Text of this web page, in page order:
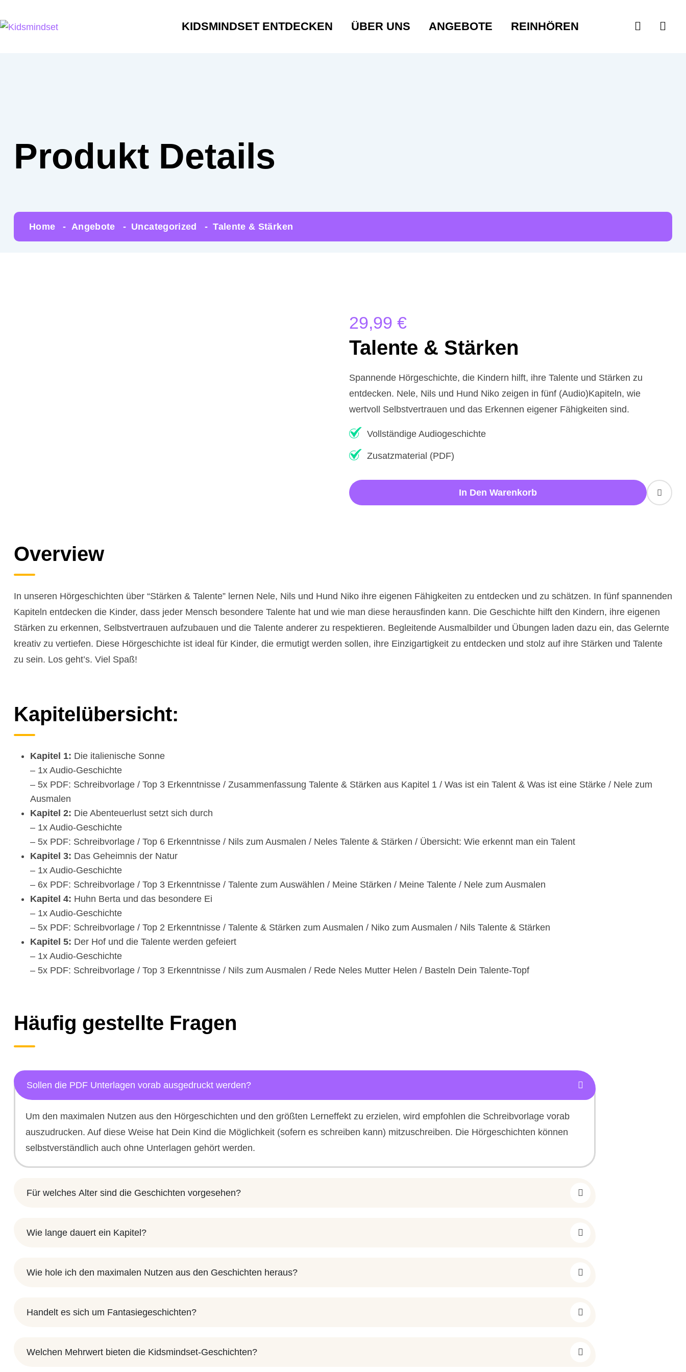
KIDSMINDSET ENTDECKEN ÜBER UNS ANGEBOTE REINHÖREN
Produkt Details
Home Angebote Uncategorized Talente & Stärken
29,99 €
Talente & Stärken
Spannende Hörgeschichte, die Kindern hilft, ihre Talente und Stärken zu
entdecken. Nele, Nils und Hund Niko zeigen in fünf (Audio)Kapiteln, wie
wertvoll Selbstvertrauen und das Erkennen eigener Fähigkeiten sind.
Vollständige Audiogeschichte
Zusatzmaterial (PDF)
In Den Warenkorb
Overview
In unseren Hörgeschichten über “Stärken & Talente” lernen Nele, Nils und Hund Niko ihre eigenen Fähigkeiten zu entdecken und zu schätzen. In fünf spannenden
Kapiteln entdecken die Kinder, dass jeder Mensch besondere Talente hat und wie man diese herausfinden kann. Die Geschichte hilft den Kindern, ihre eigenen
Stärken zu erkennen, Selbstvertrauen aufzubauen und die Talente anderer zu respektieren. Begleitende Ausmalbilder und Übungen laden dazu ein, das Gelernte
kreativ zu vertiefen. Diese Hörgeschichte ist ideal für Kinder, die ermutigt werden sollen, ihre Einzigartigkeit zu entdecken und stolz auf ihre Stärken und Talente
zu sein. Los geht’s. Viel Spaß!
Kapitelübersicht:
Kapitel 1: Die italienische Sonne
– 1x Audio-Geschichte
– 5x PDF: Schreibvorlage / Top 3 Erkenntnisse / Zusammenfassung Talente & Stärken aus Kapitel 1 / Was ist ein Talent & Was ist eine Stärke / Nele zum
Ausmalen
Kapitel 2: Die Abenteuerlust setzt sich durch
– 1x Audio-Geschichte
– 5x PDF: Schreibvorlage / Top 6 Erkenntnisse / Nils zum Ausmalen / Neles Talente & Stärken / Übersicht: Wie erkennt man ein Talent
Kapitel 3: Das Geheimnis der Natur
– 1x Audio-Geschichte
– 6x PDF: Schreibvorlage / Top 3 Erkenntnisse / Talente zum Auswählen / Meine Stärken / Meine Talente / Nele zum Ausmalen
Kapitel 4: Huhn Berta und das besondere Ei
– 1x Audio-Geschichte
– 5x PDF: Schreibvorlage / Top 2 Erkenntnisse / Talente & Stärken zum Ausmalen / Niko zum Ausmalen / Nils Talente & Stärken
Kapitel 5: Der Hof und die Talente werden gefeiert
– 1x Audio-Geschichte
– 5x PDF: Schreibvorlage / Top 3 Erkenntnisse / Nils zum Ausmalen / Rede Neles Mutter Helen / Basteln Dein Talente-Topf
Häufig gestellte Fragen
Sollen die PDF Unterlagen vorab ausgedruckt werden?
Um den maximalen Nutzen aus den Hörgeschichten und den größten Lerneffekt zu erzielen, wird empfohlen die Schreibvorlage vorab
auszudrucken. Auf diese Weise hat Dein Kind die Möglichkeit (sofern es schreiben kann) mitzuschreiben. Die Hörgeschichten können
selbstverständlich auch ohne Unterlagen gehört werden.
Für welches Alter sind die Geschichten vorgesehen?
Wie lange dauert ein Kapitel?
Wie hole ich den maximalen Nutzen aus den Geschichten heraus?
Handelt es sich um Fantasiegeschichten?
Welchen Mehrwert bieten die Kidsmindset-Geschichten?